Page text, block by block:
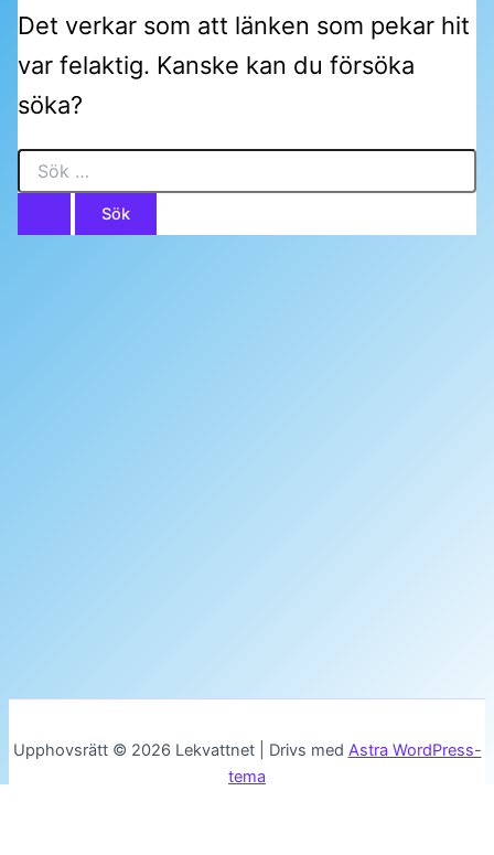
Det verkar som att länken som pekar hit
var felaktig. Kanske kan du försöka
söka?
Sök
efter:
Upphovsrätt © 2026 Lekvattnet | Drivs med Astra WordPress-
tema